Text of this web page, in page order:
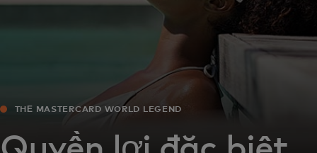
THẺ MASTERCARD WORLD LEGEND